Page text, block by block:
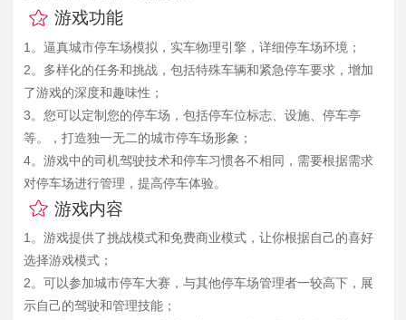
游戏功能
1。逼真城市停车场模拟，实车物理引擎，详细停车场环境；
2。多样化的任务和挑战，包括特殊车辆和紧急停车要求，增加
了游戏的深度和趣味性；
3。您可以定制您的停车场，包括停车位标志、设施、停车亭
等。，打造独一无二的城市停车场形象；
4。游戏中的司机驾驶技术和停车习惯各不相同，需要根据需求
对停车场进行管理，提高停车体验。
游戏内容
1。游戏提供了挑战模式和免费商业模式，让你根据自己的喜好
选择游戏模式；
2。可以参加城市停车大赛，与其他停车场管理者一较高下，展
示自己的驾驶和管理技能；